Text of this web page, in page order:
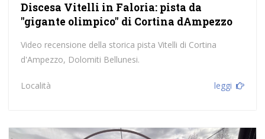
Discesa Vitelli in Faloria: pista da
"gigante olimpico" di Cortina dAmpezzo
Video recensione della storica pista Vitelli di Cortina
d'Ampezzo, Dolomiti Bellunesi.
Località leggi